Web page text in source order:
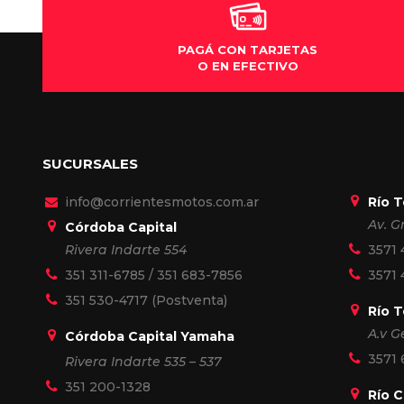
PAGÁ CON TARJETAS
O EN EFECTIVO
SUCURSALES
info@corrientesmotos.com.ar
Córdoba Capital
Rivera Indarte 554
351 311-6785 / 351 683-7856
351 530-4717 (Postventa)
Córdoba Capital Yamaha
Rivera Indarte 535 – 537
351 200-1328
Río
Av.
3571
3571
Río
A.v
3571
Río